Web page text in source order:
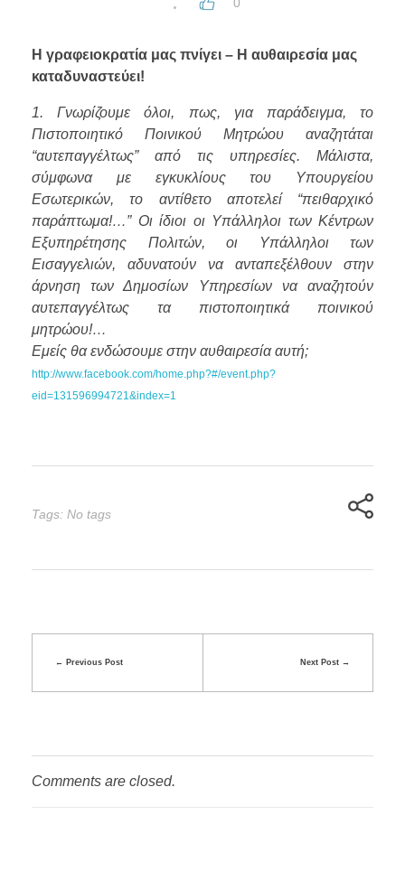
Η γραφειοκρατία μας πνίγει – Η αυθαιρεσία μας
καταδυναστεύει!
1. Γνωρίζουμε όλοι, πως, για παράδειγμα, το
Πιστοποιητικό Ποινικού Μητρώου αναζητάται
“αυτεπαγγέλτως” από τις υπηρεσίες. Μάλιστα,
σύμφωνα με εγκυκλίους του Υπουργείου
Εσωτερικών, το αντίθετο αποτελεί “πειθαρχικό
παράπτωμα!…” Οι ίδιοι οι Υπάλληλοι των Κέντρων
Εξυπηρέτησης Πολιτών, οι Υπάλληλοι των
Εισαγγελιών, αδυνατούν να ανταπεξέλθουν στην
άρνηση των Δημοσίων Υπηρεσίων να αναζητούν
αυτεπαγγέλτως τα πιστοποιητικά ποινικού
μητρώου!…
Εμείς θα ενδώσουμε στην αυθαιρεσία αυτή;
http://www.facebook.com/home.php?#/event.php?
eid=131596994721&index=1
Tags: No tags
Previous Post Next Post
Comments are closed.